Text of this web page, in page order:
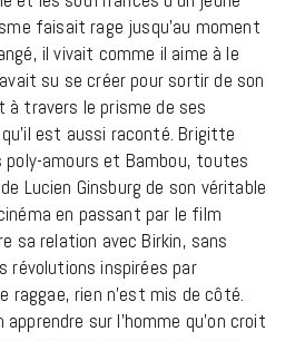
faisait rage jusqu’au moment
il vivait comme il aime à le
su se créer pour sortir de son
à travers le prisme de ses
est aussi raconté. Brigitte
poly-amours et Bambou, toutes
Lucien Ginsburg de son véritable
en passant par le film
sa relation avec Birkin, sans
révolutions inspirées par
raggae, rien n’est mis de côté.
sur l’homme qu’on croit